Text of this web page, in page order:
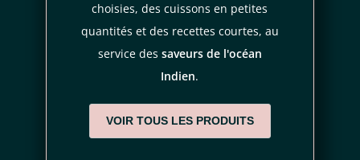
choisies, des cuissons en petites
quantités et des recettes courtes, au
service des saveurs de l'océan
Indien.
VOIR TOUS LES PRODUITS